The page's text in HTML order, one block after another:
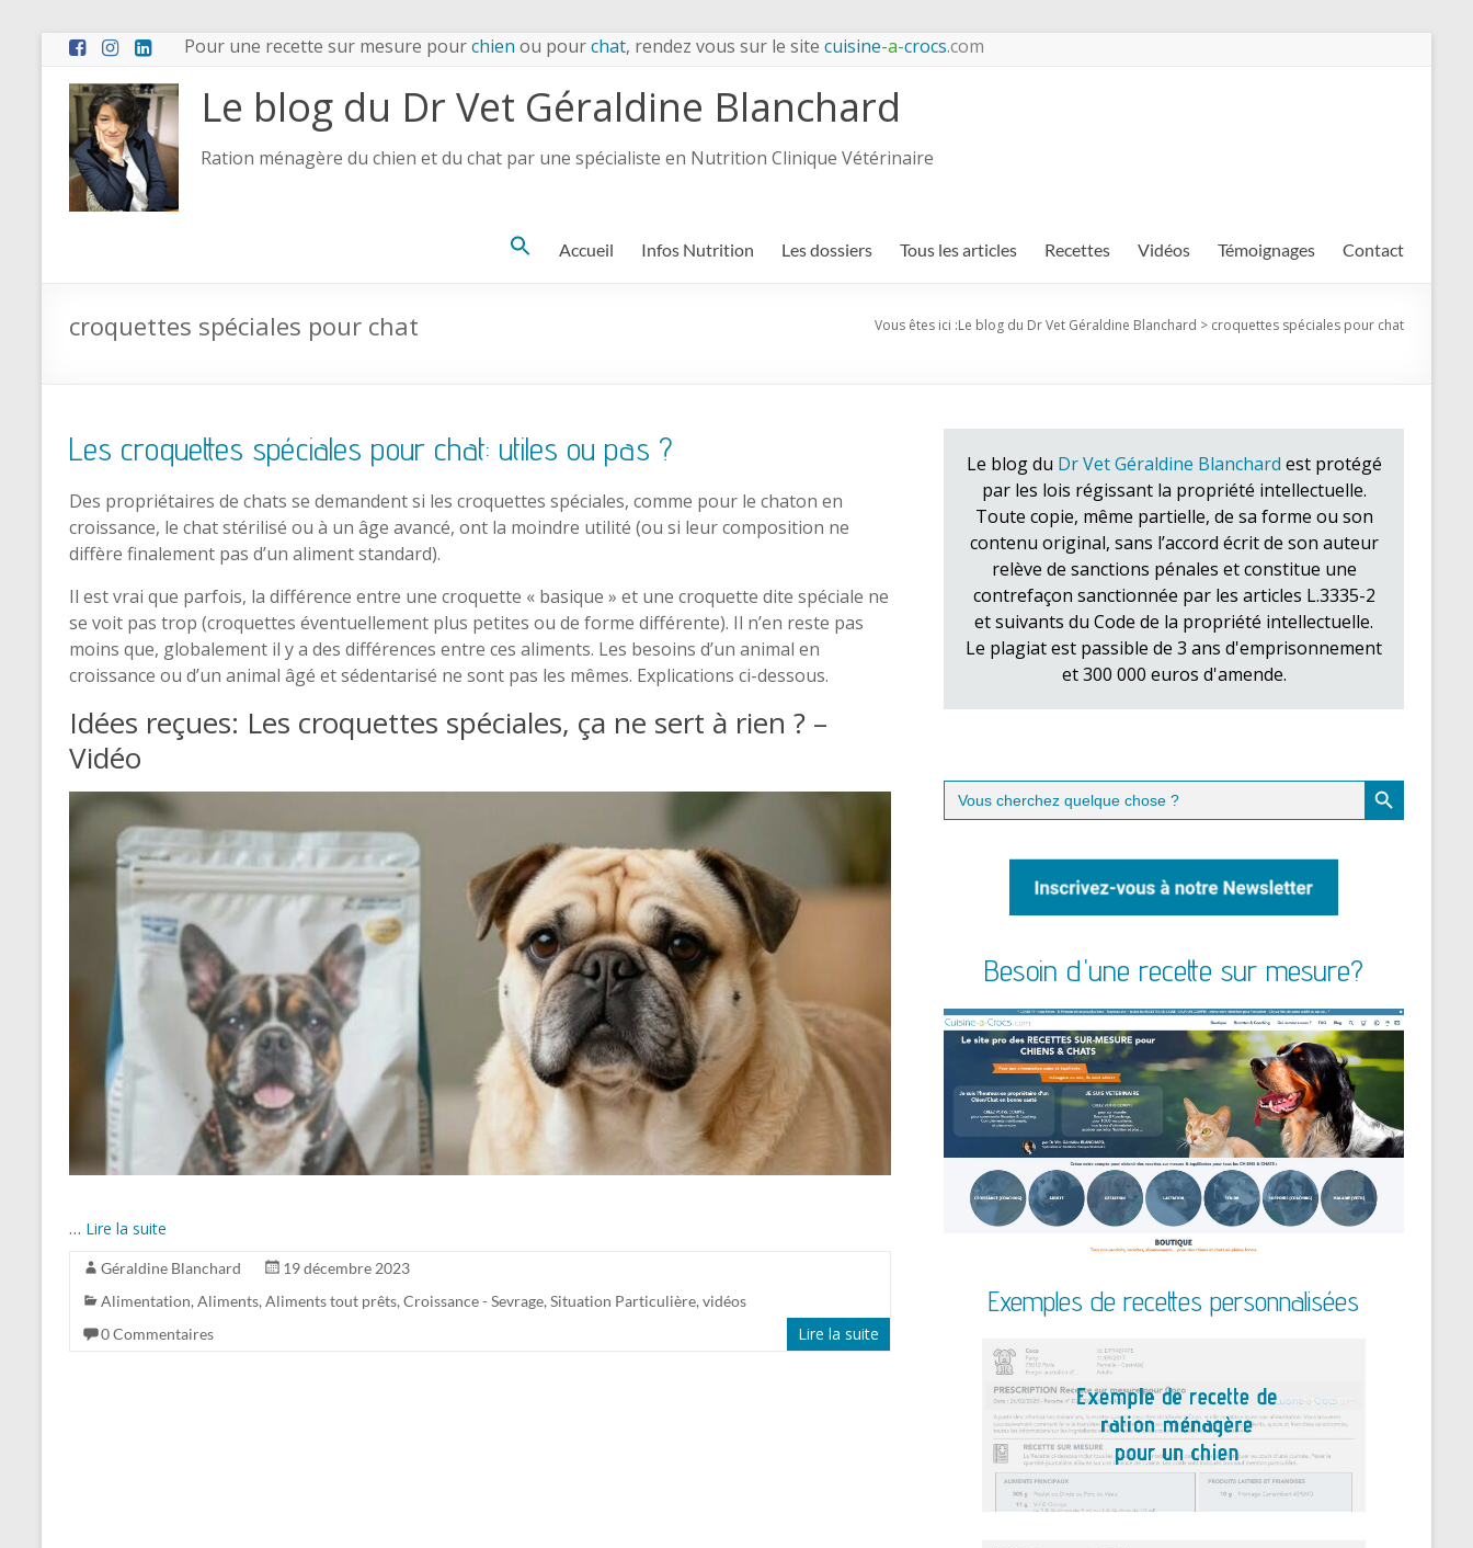
Pour une recette sur mesure pourchien ou pourchat, rendez vous sur le site cuisine-a-crocs.com
Le blog du Dr Vet Géraldine Blanchard
Ration ménagère du chien et du chat par une spécialiste en Nutrition Clinique Vétérinaire
Search Accueil Infos Nutrition Les dossiers Tous les articles Recettes Vidéos Témoignages Contact
croquettes spéciales pour chat Vous êtes ici :Le blog du Dr Vet Géraldine Blanchard > croquettes spéciales pour chat
Les croquettes spéciales pour chat: utiles ou pas ?
Des propriétaires de chats se demandent si les croquettes spéciales, comme pour le chaton en
croissance, le chat stérilisé ou à un âge avancé, ont la moindre utilité (ou si leur composition ne
diffère finalement pas d’un aliment standard).
Il est vrai que parfois, la différence entre une croquette « basique » et une croquette dite spéciale ne
se voit pas trop (croquettes éventuellement plus petites ou de forme différente). Il n’en reste pas
moins que, globalement il y a des différences entre ces aliments. Les besoins d’un animal en
croissance ou d’un animal âgé et sédentarisé ne sont pas les mêmes. Explications ci-dessous.
Idées reçues: Les croquettes spéciales, ça ne sert à rien ? –
Vidéo
… Lire la suite
Géraldine Blanchard
19 décembre 2023
Alimentation, Aliments, Aliments tout prêts, Croissance - Sevrage, Situation Particulière, vidéos
0 Commentaires
Lire la suite
Le blog du Dr Vet Géraldine Blanchard est protégé
par les lois régissant la propriété intellectuelle.
Toute copie, même partielle, de sa forme ou son
contenu original, sans l’accord écrit de son auteur
relève de sanctions pénales et constitue une
contrefaçon sanctionnée par les articles L.3335-2
et suivants du Code de la propriété intellectuelle.
Le plagiat est passible de 3 ans d'emprisonnement
et 300 000 euros d'amende.
Search
for:
Search Button
Besoin d'une recette sur mesure?
Exemples de recettes personnalisées